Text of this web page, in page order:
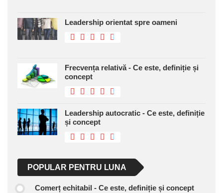
Leadership orientat spre oameni
Frecvența relativă - Ce este, definiție și
concept
Leadership autocratic - Ce este, definiție
și concept
POPULAR PENTRU LUNA
Comerț echitabil - Ce este, definiție și concept